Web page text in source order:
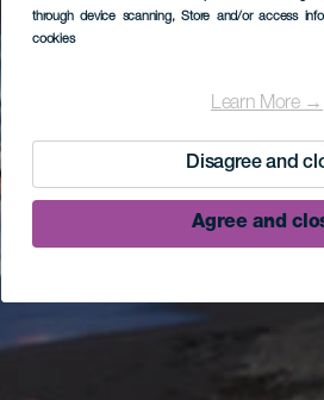
through device scanning, Store and/or access
cookies
Learn More →
Disagree and
Agree and